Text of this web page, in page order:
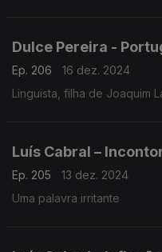
Dulce Pereira -
Ep. 206
16 dez. 2024
Linguista, filha de Joaquim
Luís Cabral –
Ep. 205
13 dez. 2024
Uma palavra irritante